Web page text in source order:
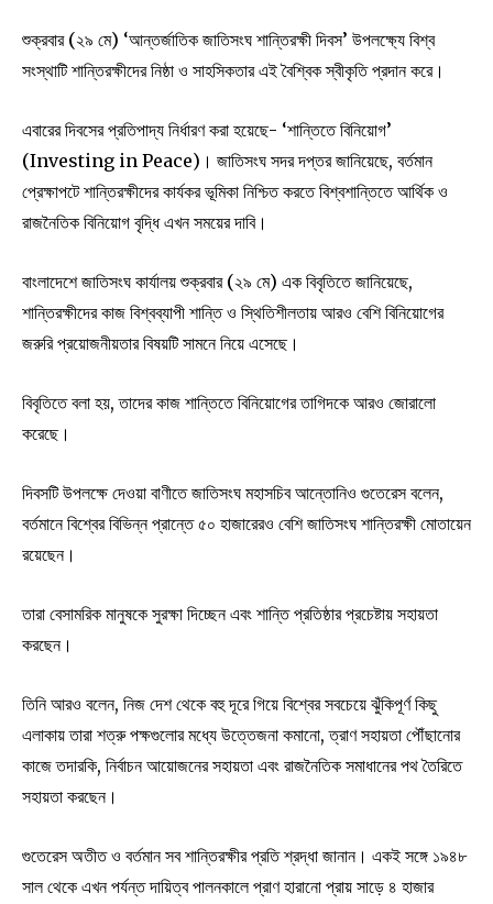
শুক্রবার (২৯ মে) ‘আন্তর্জাতিক জাতিসংঘ শান্তিরক্ষী দিবস’ উপলক্ষ্যে বিশ্ব
সংস্থাটি শান্তিরক্ষীদের নিষ্ঠা ও সাহসিকতার এই বৈশ্বিক স্বীকৃতি প্রদান করে।
এবারের দিবসের প্রতিপাদ্য নির্ধারণ করা হয়েছে- ‘শান্তিতে বিনিয়োগ’
(Investing in Peace)। জাতিসংঘ সদর দপ্তর জানিয়েছে, বর্তমান
প্রেক্ষাপটে শান্তিরক্ষীদের কার্যকর ভূমিকা নিশ্চিত করতে বিশ্বশান্তিতে আর্থিক ও
রাজনৈতিক বিনিয়োগ বৃদ্ধি এখন সময়ের দাবি।
বাংলাদেশে জাতিসংঘ কার্যালয় শুক্রবার (২৯ মে) এক বিবৃতিতে জানিয়েছে,
শান্তিরক্ষীদের কাজ বিশ্বব্যাপী শান্তি ও স্থিতিশীলতায় আরও বেশি বিনিয়োগের
জরুরি প্রয়োজনীয়তার বিষয়টি সামনে নিয়ে এসেছে।
বিবৃতিতে বলা হয়, তাদের কাজ শান্তিতে বিনিয়োগের তাগিদকে আরও জোরালো
করেছে।
দিবসটি উপলক্ষে দেওয়া বাণীতে জাতিসংঘ মহাসচিব আন্তোনিও গুতেরেস বলেন,
বর্তমানে বিশ্বের বিভিন্ন প্রান্তে ৫০ হাজারেরও বেশি জাতিসংঘ শান্তিরক্ষী মোতায়েন
রয়েছেন।
তারা বেসামরিক মানুষকে সুরক্ষা দিচ্ছেন এবং শান্তি প্রতিষ্ঠার প্রচেষ্টায় সহায়তা
করছেন।
তিনি আরও বলেন, নিজ দেশ থেকে বহু দূরে গিয়ে বিশ্বের সবচেয়ে ঝুঁকিপূর্ণ কিছু
এলাকায় তারা শত্রু পক্ষগুলোর মধ্যে উত্তেজনা কমানো, ত্রাণ সহায়তা পৌঁছানোর
কাজে তদারকি, নির্বাচন আয়োজনের সহায়তা এবং রাজনৈতিক সমাধানের পথ তৈরিতে
সহায়তা করছেন।
গুতেরেস অতীত ও বর্তমান সব শান্তিরক্ষীর প্রতি শ্রদ্ধা জানান। একই সঙ্গে ১৯৪৮
সাল থেকে এখন পর্যন্ত দায়িত্ব পালনকালে প্রাণ হারানো প্রায় সাড়ে ৪ হাজার